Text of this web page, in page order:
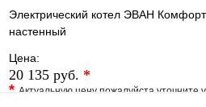
Электрический котел ЭВАН Комфорт
настенный
Цена:
20 135 руб. *
*Актуальную цену пожалуйста уточните